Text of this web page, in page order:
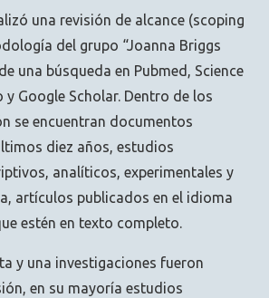
una revisión de alcance (scoping
del grupo “Joanna Briggs
una búsqueda en Pubmed, Science
y Google Scholar. Dentro de los
se encuentran documentos
diez años, estudios
analíticos, experimentales y
artículos publicados en el idioma
estén en texto completo.
y una investigaciones fueron
en su mayoría estudios